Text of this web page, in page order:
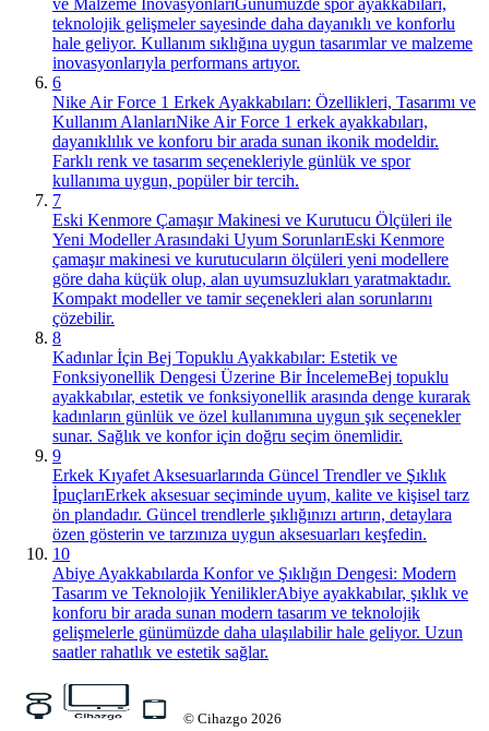
ve Malzeme İnovasyonlarıGünümüzde spor ayakkabıları,
teknolojik gelişmeler sayesinde daha dayanıklı ve konforlu
hale geliyor. Kullanım sıklığına uygun tasarımlar ve malzeme
inovasyonlarıyla performans artıyor.
6
Nike Air Force 1 Erkek Ayakkabıları: Özellikleri, Tasarımı ve
Kullanım AlanlarıNike Air Force 1 erkek ayakkabıları,
dayanıklılık ve konforu bir arada sunan ikonik modeldir.
Farklı renk ve tasarım seçenekleriyle günlük ve spor
kullanıma uygun, popüler bir tercih.
7
Eski Kenmore Çamaşır Makinesi ve Kurutucu Ölçüleri ile
Yeni Modeller Arasındaki Uyum SorunlarıEski Kenmore
çamaşır makinesi ve kurutucuların ölçüleri yeni modellere
göre daha küçük olup, alan uyumsuzlukları yaratmaktadır.
Kompakt modeller ve tamir seçenekleri alan sorunlarını
çözebilir.
8
Kadınlar İçin Bej Topuklu Ayakkabılar: Estetik ve
Fonksiyonellik Dengesi Üzerine Bir İncelemeBej topuklu
ayakkabılar, estetik ve fonksiyonellik arasında denge kurarak
kadınların günlük ve özel kullanımına uygun şık seçenekler
sunar. Sağlık ve konfor için doğru seçim önemlidir.
9
Erkek Kıyafet Aksesuarlarında Güncel Trendler ve Şıklık
İpuçlarıErkek aksesuar seçiminde uyum, kalite ve kişisel tarz
ön plandadır. Güncel trendlerle şıklığınızı artırın, detaylara
özen gösterin ve tarzınıza uygun aksesuarları keşfedin.
10
Abiye Ayakkabılarda Konfor ve Şıklığın Dengesi: Modern
Tasarım ve Teknolojik YeniliklerAbiye ayakkabılar, şıklık ve
konforu bir arada sunan modern tasarım ve teknolojik
gelişmelerle günümüzde daha ulaşılabilir hale geliyor. Uzun
saatler rahatlık ve estetik sağlar.
© Cihazgo 2026